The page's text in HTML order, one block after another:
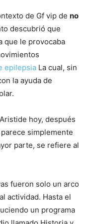
de Gf vip de no
descubrió que
que le provocaba
epilepsia La cual, sin
la ayuda de
hoy, después
simplemente
parte, se refiere al
fueron solo un arco
actividad. Hasta el
un programa